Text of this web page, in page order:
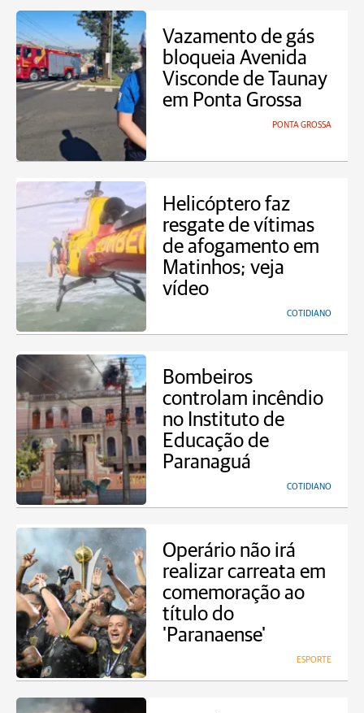
Vazamento de gás
bloqueia Avenida
Visconde de Taunay
em Ponta Grossa
PONTA GROSSA
Helicóptero faz
resgate de vítimas
de afogamento em
Matinhos; veja
vídeo
COTIDIANO
Bombeiros
controlam incêndio
no Instituto de
Educação de
Paranaguá
COTIDIANO
Operário não irá
realizar carreata em
comemoração ao
título do
'Paranaense'
ESPORTE